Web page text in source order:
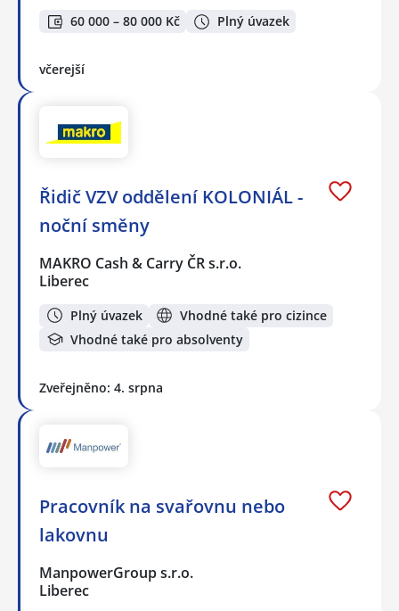
60 000 – 80 000 Kč Plný úvazek
včerejší
Řidič VZV oddělení KOLONIÁL -
noční směny
MAKRO Cash & Carry ČR s.r.o.
Liberec
Plný úvazek
Vhodné také pro cizince
Vhodné také pro absolventy
Zveřejněno: 4. srpna
Pracovník na svařovnu nebo
lakovnu
ManpowerGroup s.r.o.
Liberec